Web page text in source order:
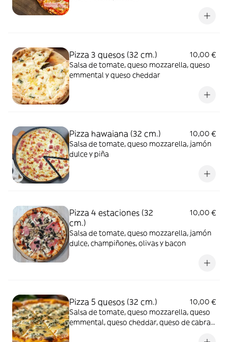
Pizza 3 quesos (32 cm.)
10,00 €
Salsa de tomate, queso mozzarella, queso
emmental y queso cheddar
Pizza hawaiana (32 cm.)
10,00 €
Salsa de tomate, queso mozzarella, jamón
dulce y piña
Pizza 4 estaciones (32
cm.)
10,00 €
Salsa de tomate, queso mozzarella, jamón
dulce, champiñones, olivas y bacon
Pizza 5 quesos (32 cm.)
10,00 €
Salsa de tomate, queso mozzarella, queso
emmental, queso cheddar, queso de cabra y